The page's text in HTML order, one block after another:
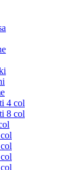
4 col
8 col